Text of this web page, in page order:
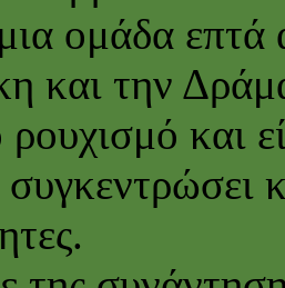
ομάδα
και την
και
συγκεντρώσει